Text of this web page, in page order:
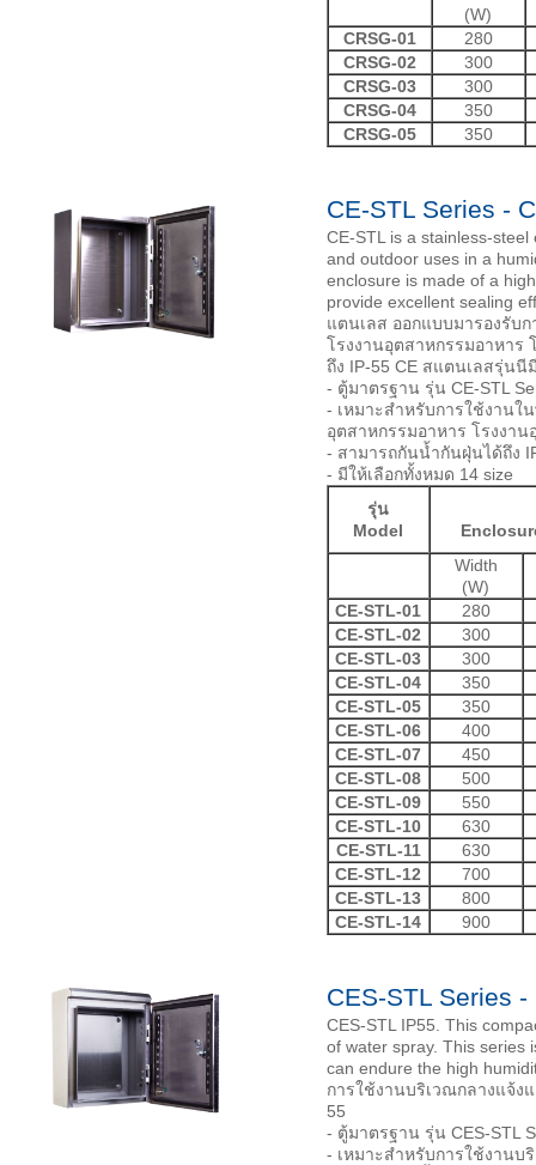
(W)
CRSG-01
280
CRSG-02
300
CRSG-03
300
CRSG-04
350
CRSG-05
350
CE-STL Series -
CE-STL is a stainless-
and outdoor uses in a
enclosure is made of a
provide excellent sealing
แตนเลส ออกแบบมารองรับ
โรงงานอุตสาหกรรมอาหาร
ถึง IP-55 CE สแตนเลสรุ่น
- ตู้มาตรฐาน รุ่น CE-STL
- เหมาะสำหรับการใช้งาน
อุตสาหกรรมอาหาร โรงงาน
- สามารถกันน้ำกันฝุ่นได้ถึง
- มีให้เลือกทั้งหมด 14 size
รุ่น
Model
Width
(W)
CE-STL-01
280
CE-STL-02
300
CE-STL-03
300
CE-STL-04
350
CE-STL-05
350
CE-STL-06
400
CE-STL-07
450
CE-STL-08
500
CE-STL-09
550
CE-STL-10
630
CE-STL-11
630
CE-STL-12
700
CE-STL-13
800
CE-STL-14
900
CES-STL Series -
CES-STL IP55. This
of water spray. This series
can endure the high
การใช้งานบริเวณกลางแจ้ง
55
- ตู้มาตรฐาน รุ่น CES-STL
- เหมาะสำหรับการใช้งานบ